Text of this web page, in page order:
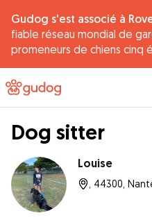
Gudog s'est associé à
fiable réseau mondial de
promeneurs de chiens cinq
Dog sitter
Louise
, 44300,